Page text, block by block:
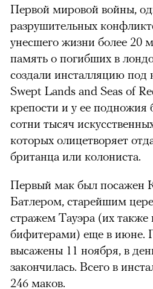
Первой мировой войны,
разрушительных
унесшего жизни более 20
память о погибших в
создали инсталляцию под
Swept Lands and Seas of
крепости и у ее
сотни тысяч
которых олицетворяет
британца или колониста.
Первый мак был посажен
Батлером, старейшим
стражем Тауэра (их также
бифитерами) еще в июне.
высажены 11 ноября, в
закончилась. Всего в
246 маков.